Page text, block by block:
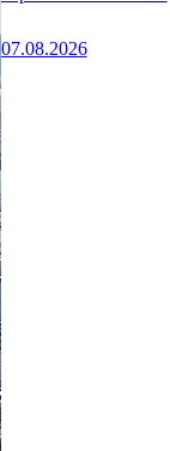
07.08.2026